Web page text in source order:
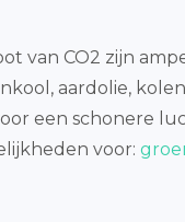
van CO2 zijn
aardolie,
een schonere
voor: